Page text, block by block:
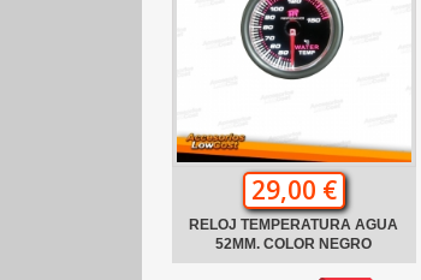
29,00 €
RELOJ TEMPERATURA AGUA
52MM. COLOR NEGRO